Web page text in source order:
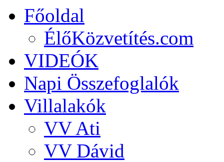
Főoldal
ÉlőKözvetítés.com
VIDEÓK
Napi Összefoglalók
Villalakók
VV Ati
VV Dávid